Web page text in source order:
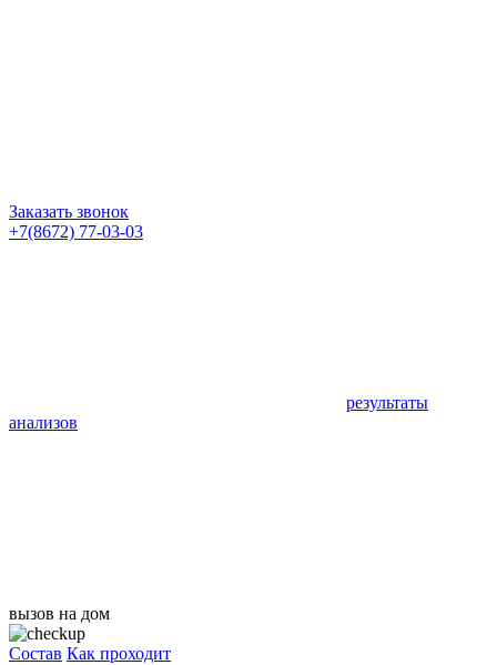
Заказать звонок
+7(8672) 77-03-03
результаты
анализов
вызов на дом
Состав Как проходит